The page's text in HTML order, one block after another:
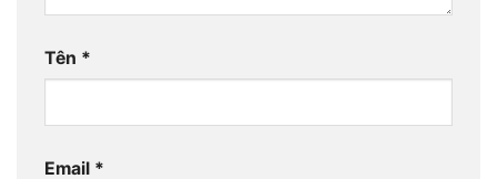
Tên *
Email *